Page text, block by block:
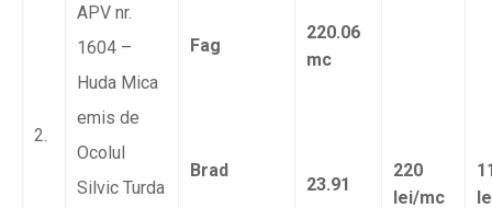
2.
APV nr.
1604 –
Huda Mica
emis de
Ocolul
Silvic Turda
Fag
Brad
220.06
mc
23.91
220
lei/mc